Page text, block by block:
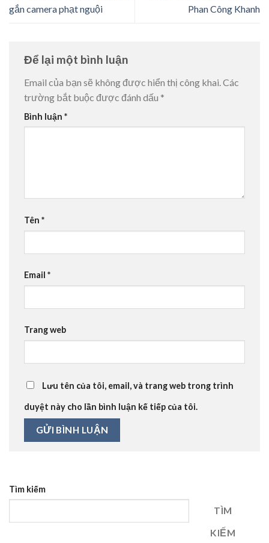
gắn camera phạt nguội
Phan Công Khanh
Để lại một bình luận
Email của bạn sẽ không được hiển thị công khai. Các
trường bắt buộc được đánh dấu *
Bình luận *
Tên *
Email *
Trang web
Lưu tên của tôi, email, và trang web trong trình
duyệt này cho lần bình luận kế tiếp của tôi.
Tìm kiếm
TÌM
KIẾM